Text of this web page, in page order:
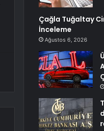
Çağla Tuğaltay
İnceleme
Ağustos 6, 2026